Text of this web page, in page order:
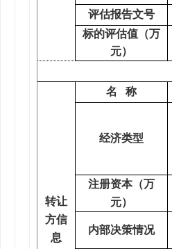
评估报告文号
标的评估值（万
元）
转让
方信
息
名 称
经济类型
注册资本（万
元）
内部决策情况